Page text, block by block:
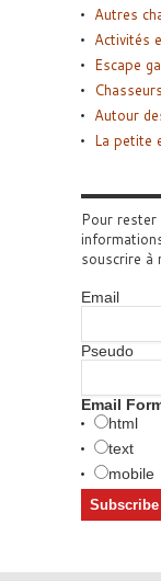
Autres
Activités
Escape
Autour
La petite
Pour
souscrire à
Email
Pseudo
Email
html
text
mobile